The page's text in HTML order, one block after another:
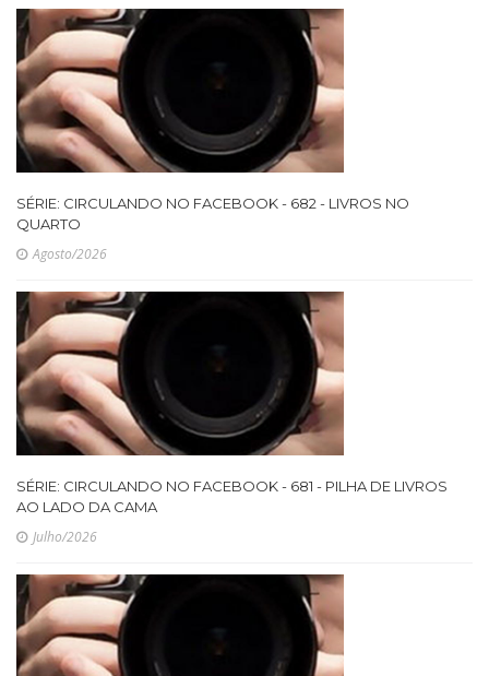
SÉRIE: CIRCULANDO NO FACEBOOK - 682 - LIVROS NO
QUARTO
Agosto/2026
SÉRIE: CIRCULANDO NO FACEBOOK - 681 - PILHA DE LIVROS
AO LADO DA CAMA
Julho/2026